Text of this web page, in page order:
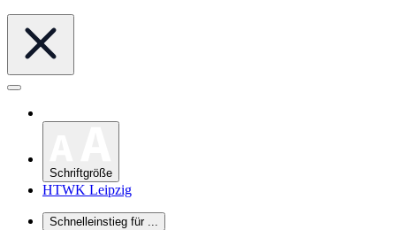
Schriftgröße
HTWK Leipzig
Schnelleinstieg für ...